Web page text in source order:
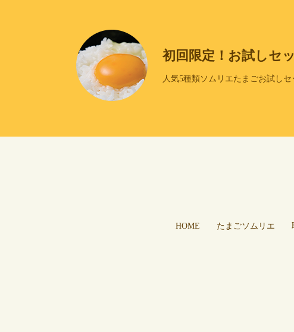
初回限定！お試しセ
人気5種類ソムリエたまごお試しセ
HOME たまごソムリエ